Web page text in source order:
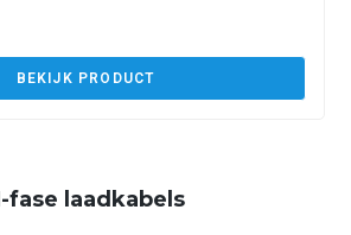
BEKIJK PRODUCT
fase laadkabels